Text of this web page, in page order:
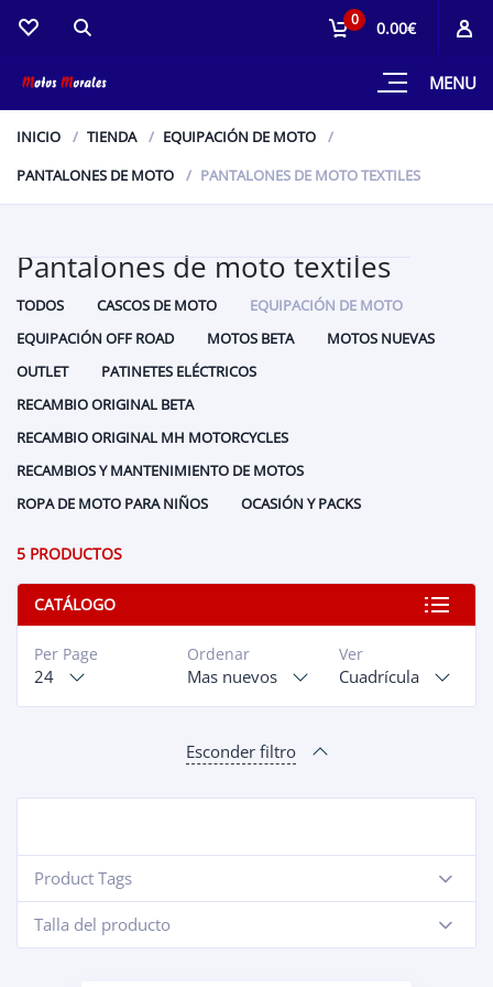
MENU
0 0.00€
INICIO TIENDA
EQUIPACIÓN DE MOTO
PANTALONES DE MOTO
PANTALONES DE MOTO TEXTILES
Pantalones de moto textiles
TODOS CASCOS DE MOTO
EQUIPACIÓN DE MOTO
EQUIPACIÓN OFF ROAD
MOTOS BETA
MOTOS NUEVAS
OUTLET
PATINETES ELÉCTRICOS
RECAMBIO ORIGINAL BETA
RECAMBIO ORIGINAL MH MOTORCYCLES
RECAMBIOS Y MANTENIMIENTO DE MOTOS
ROPA DE MOTO PARA NIÑOS
OCASIÓN Y PACKS
5 PRODUCTOS
CATÁLOGO
Ver
Cuadrícula
Ordenar
Mas nuevos
Per Page
24
Esconder filtro
Product Tags
-
Talla del producto
-